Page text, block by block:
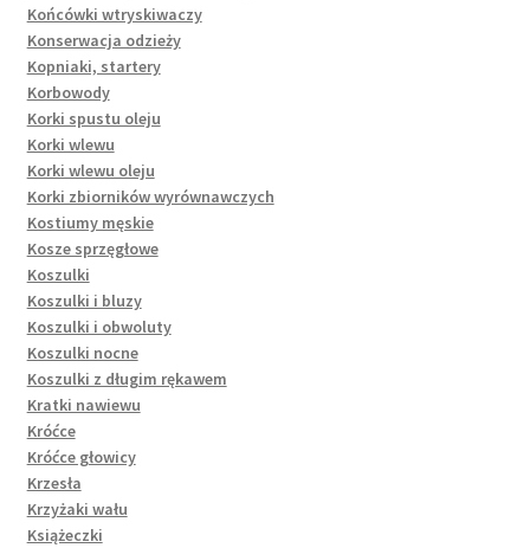
Końcówki wtryskiwaczy
Konserwacja odzieży
Kopniaki, startery
Korbowody
Korki spustu oleju
Korki wlewu
Korki wlewu oleju
Korki zbiorników wyrównawczych
Kostiumy męskie
Kosze sprzęgłowe
Koszulki
Koszulki i bluzy
Koszulki i obwoluty
Koszulki nocne
Koszulki z długim rękawem
Kratki nawiewu
Króćce
Króćce głowicy
Krzesła
Krzyżaki wału
Książeczki